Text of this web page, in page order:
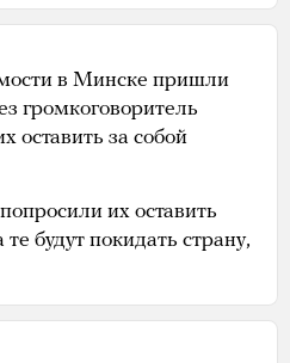
в Минске пришли
громкоговоритель
оставить за собой
их оставить
будут покидать страну,